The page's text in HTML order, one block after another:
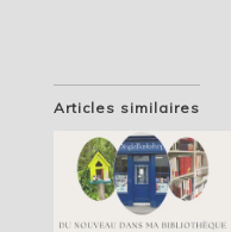
Articles similaires